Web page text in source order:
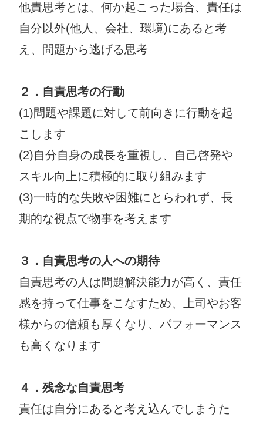
他責思考とは、何か起こった場合、責任は
自分以外(他人、会社、環境)にあると考
え、問題から逃げる思考
２．自責思考の行動
(1)問題や課題に対して前向きに行動を起
こします
(2)自分自身の成長を重視し、自己啓発や
スキル向上に積極的に取り組みます
(3)一時的な失敗や困難にとらわれず、長
期的な視点で物事を考えます
３．自責思考の人への期待
自責思考の人は問題解決能力が高く、責任
感を持って仕事をこなすため、上司やお客
様からの信頼も厚くなり、パフォーマンス
も高くなります
４．残念な自責思考
責任は自分にあると考え込んでしまうた